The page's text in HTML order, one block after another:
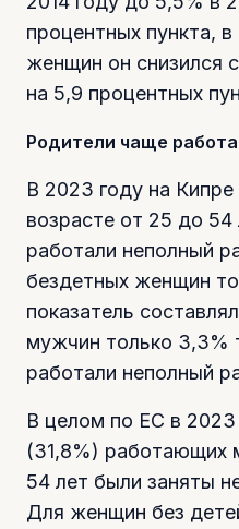
процентных пункта,
женщин он снизился
на 5,9 процентных
Родители чаще
В 2023 году на
возрасте от 25 до
работали неполный
бездетных женщин
показатель
мужчин только 3,3%
работали неполный
В целом по ЕС в 2023
(31,8%) работающих
54 лет были заняты
Для женщин без